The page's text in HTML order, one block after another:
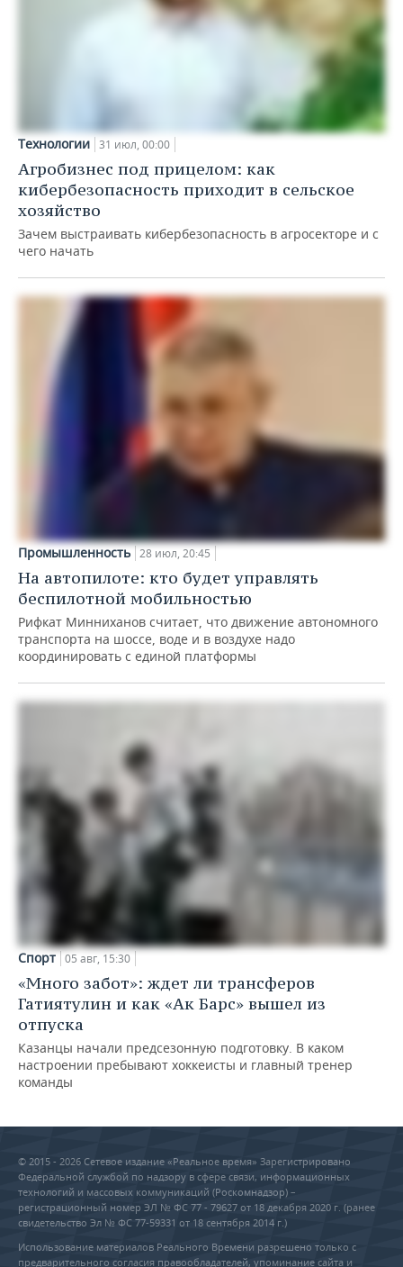
Технологии 31 июл, 00:00
Агробизнес под прицелом: как
кибербезопасность приходит в сельское
хозяйство
Зачем выстраивать кибербезопасность в агросекторе и с
чего начать
Промышленность 28 июл, 20:45
На автопилоте: кто будет управлять
беспилотной мобильностью
Рифкат Минниханов считает, что движение автономного
транспорта на шоссе, воде и в воздухе надо
координировать с единой платформы
Спорт 05 авг, 15:30
«Много забот»: ждет ли трансферов
Гатиятулин и как «Ак Барс» вышел из
отпуска
Казанцы начали предсезонную подготовку. В каком
настроении пребывают хоккеисты и главный тренер
команды
© 2015 - 2026 Сетевое издание «Реальное время» Зарегистрировано
Федеральной службой по надзору в сфере связи, информационных
технологий и массовых коммуникаций (Роскомнадзор) –
регистрационный номер ЭЛ № ФС 77 - 79627 от 18 декабря 2020 г. (ранее
свидетельство Эл № ФС 77-59331 от 18 сентября 2014 г.)
Использование материалов Реального Времени разрешено только с
предварительного согласия правообладателей, упоминание сайта и